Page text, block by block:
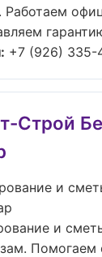
Работаем
+7 (926) 335-
Строй
и
и
Помогаем